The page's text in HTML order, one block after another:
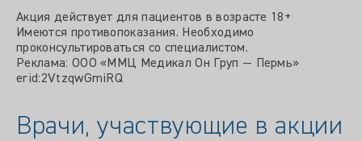
Акция действует для пациентов в возрасте 18+
Имеются противопоказания. Необходимо
проконсультироваться со специалистом.
Реклама: ООО «ММЦ Медикал Он Груп — Пермь»
erid:2VtzqwGmiRQ
Врачи, участвующие в акции